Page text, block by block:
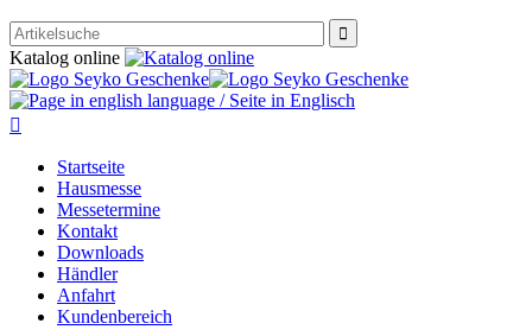

Katalog online

Startseite
Hausmesse
Messetermine
Kontakt
Downloads
Händler
Anfahrt
Kundenbereich